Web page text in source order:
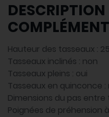
DESCRIPTION
Hauteur des tasseaux :
Tasseaux inclinés : non
Tasseaux pleins : oui
Tasseaux en quinconce :
Dimensions du pas entre
Poignées de préhension